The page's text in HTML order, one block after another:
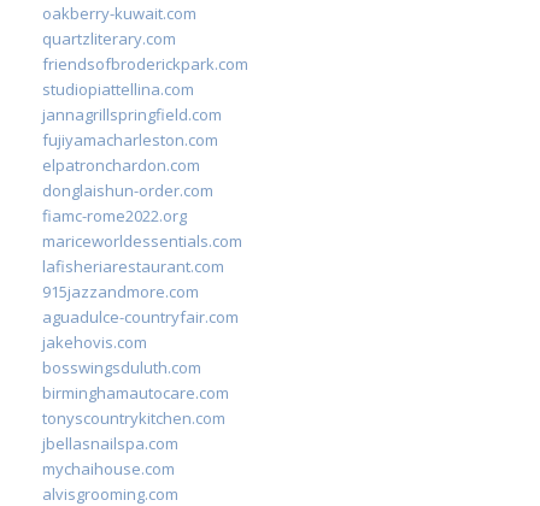
oakberry-kuwait.com
quartzliterary.com
friendsofbroderickpark.com
studiopiattellina.com
jannagrillspringfield.com
fujiyamacharleston.com
elpatronchardon.com
donglaishun-order.com
fiamc-rome2022.org
mariceworldessentials.com
lafisheriarestaurant.com
915jazzandmore.com
aguadulce-countryfair.com
jakehovis.com
bosswingsduluth.com
birminghamautocare.com
tonyscountrykitchen.com
jbellasnailspa.com
mychaihouse.com
alvisgrooming.com